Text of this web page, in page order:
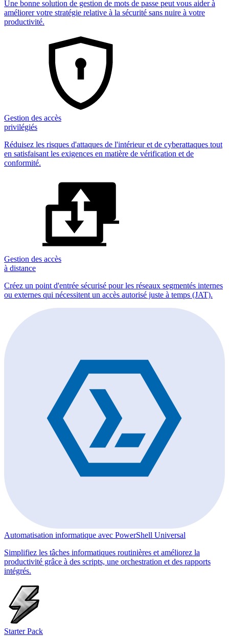
Une bonne solution de gestion de mots de passe peut vous aider à
améliorer votre stratégie relative à la sécurité sans nuire à votre
productivité.
Gestion des accès
privilégiés
Réduisez les risques d'attaques de l'intérieur et de cyberattaques tout
en satisfaisant les exigences en matière de vérification et de
conformité.
Gestion des accès
à distance
Créez un point d'entrée sécurisé pour les réseaux segmentés internes
ou externes qui nécessitent un accès autorisé juste à temps (JAT).
Automatisation informatique avec PowerShell Universal
Simplifiez les tâches informatiques routinières et améliorez la
productivité grâce à des scripts, une orchestration et des rapports
intégrés.
Starter Pack